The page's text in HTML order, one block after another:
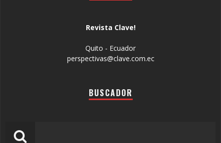
Revista Clave!
Quito - Ecuador
perspectivas@clave.com.ec
BUSCADOR